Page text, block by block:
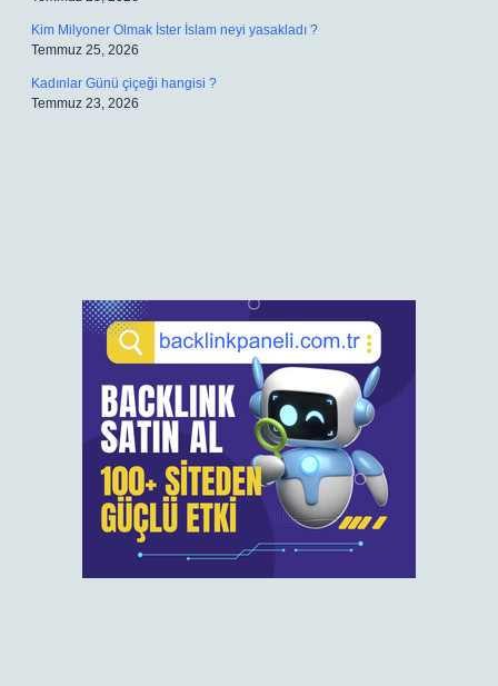
Kim Milyoner Olmak İster İslam neyi yasakladı ?
Temmuz 25, 2026
Kadınlar Günü çiçeği hangisi ?
Temmuz 23, 2026